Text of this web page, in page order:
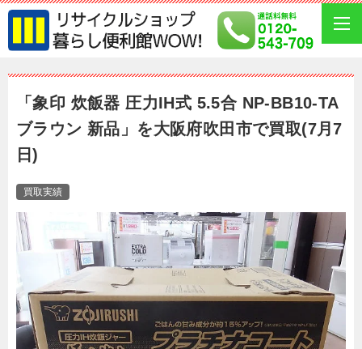
「象印 炊飯器 圧力IH式 5.5合 NP-BB10-TA
ブラウン 新品」を大阪府吹田市で買取(7月7
日)
買取実績